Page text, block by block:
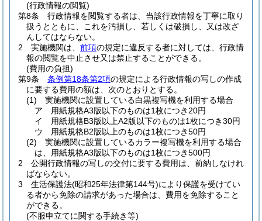
(行政情報の閲覧)
第8条
行政情報を閲覧する者は、当該行政情報を丁寧に取り
扱うとともに、これを汚損し、若しくは破損し、又は改ざ
んしてはならない。
2
実施機関は、 前項の規定に違反する者に対しては、行政情
報の閲覧を中止させ又は禁止することができる。
(費用の負担)
第9条
条例第18条第2項の規定による行政情報の写しの作成
に要する費用の額は、次のとおりとする。
(1)
実施機関に設置している白黒複写機を利用する場合
ア
用紙規格A3版以下のものは1枚につき20円
イ
用紙規格B3版以上A2版以下のものは1枚につき30円
ウ
用紙規格B2版以上のものは1枚につき50円
(2)
実施機関に設置しているカラー複写機を利用する場合
は、用紙規格A3版以下のものは1枚につき500円
2
公開行政情報の写しの交付に要する費用は、前納しなけれ
ばならない。
3
生活保護法(昭和25年法律第144号)により保護を受けてい
る者から免除の請求があった場合は、費用を免除すること
ができる。
(不服申立てに関する手続き等)